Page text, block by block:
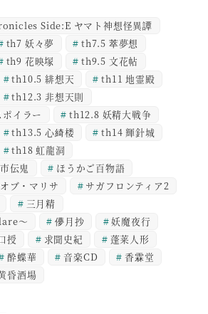
Side:E ヤマト神想怪異譚
th7 妖々夢
th7.5 萃夢想
th9 花映塚
th9.5 文花帖
th10.5 緋想天
th11 地霊殿
th12.3 非想天則
イラー
th12.8 妖精大戦争
th13.5 心綺楼
th14 輝針城
th18 虹龍洞
伝鬼
ほうかご百物語
ブ・マリサ
サガフロンティア2
三月精
～
儚月抄
妖魔夜行
授 求聞史紀
蓬莱人形
酔蝶華 音楽CD
香霖堂
昏酒場